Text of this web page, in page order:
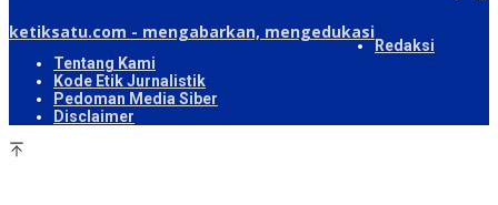
ketiksatu.com - mengabarkan, mengedukasi
Redaksi
Tentang Kami
Kode Etik Jurnalistik
Pedoman Media Siber
Disclaimer